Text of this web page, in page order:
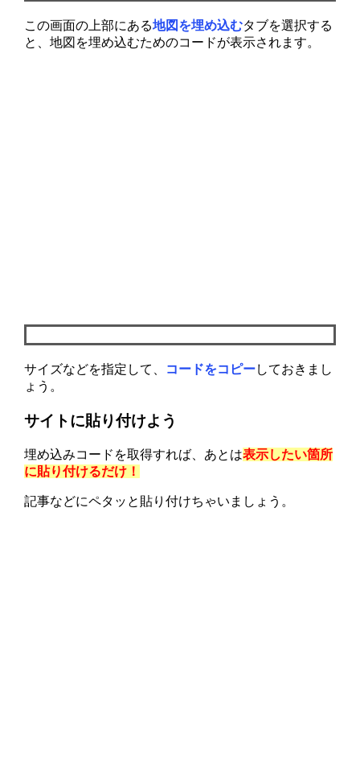
この画面の上部にある地図を埋め込むタブを選択する
と、地図を埋め込むためのコードが表示されます。
サイズなどを指定して、 コードをコピーしておきまし
ょう。
サイトに貼り付けよう
埋め込みコードを取得すれば、あとは表示したい箇所
に貼り付けるだけ！
記事などにペタッと貼り付けちゃいましょう。